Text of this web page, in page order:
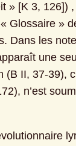
» [K 3, 126])
Glossaire »
Dans les
une
(B II, 37-39),
n’est